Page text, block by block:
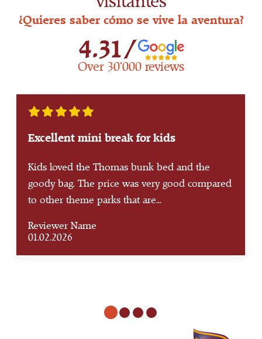
¿Quieres saber cómo se vive la aventura?
4.31/
Over 30’000 reviews
5 Estrellas
Excellent mini break for kids
Kids loved the Thomas bunk bed and the
goody bag. The price was very good compared
to other theme parks that are...
Reviewer Name
01.02.2026